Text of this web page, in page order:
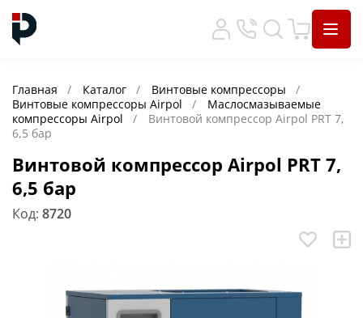
Главная Каталог
Винтовые компрессоры
Винтовые компрессоры Airpol
Маслосмазываемые
компрессоры Airpol
Винтовой компрессор Airpol PRT 7,
6,5 бар
Винтовой компрессор Airpol PRT 7,
6,5 бар
Код: 8720